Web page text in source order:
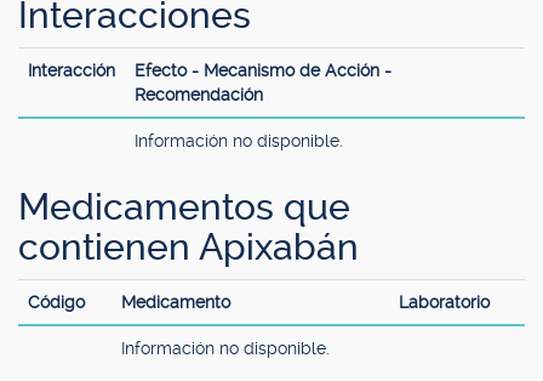
Interacciones
Interacción
Efecto - Mecanismo de Acción -
Recomendación
Información no disponible.
Medicamentos que
contienen Apixabán
Código Medicamento Laboratorio
Información no disponible.